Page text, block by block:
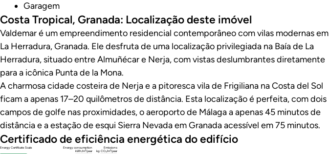
Garagem
Costa Tropical, Granada: Localização deste imóvel
Valdemar é um empreendimento residencial contemporâneo com vilas modernas em
La Herradura, Granada. Ele desfruta de uma localização privilegiada na Baía de La
Herradura, situado entre Almuñécar e Nerja, com vistas deslumbrantes diretamente
para a icônica Punta de la Mona.
A charmosa cidade costeira de Nerja e a pitoresca vila de Frigiliana na Costa del Sol
ficam a apenas 17–20 quilômetros de distância. Esta localização é perfeita, com dois
campos de golfe nas proximidades, o aeroporto de Málaga a apenas 45 minutos de
distância e a estação de esqui Sierra Nevada em Granada acessível em 75 minutos.
Certificado de eficiência energética do edifício
Energy Certificate Scale
Energy consumption
kWh/m²/year
Emissions
kg CO₂/m²/year